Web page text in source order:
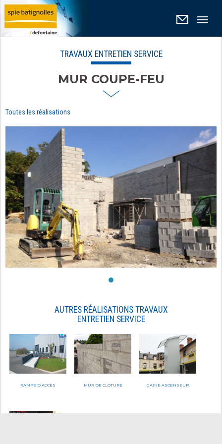
TRAVAUX ENTRETIEN SERVICE
MUR COUPE-FEU
Toutes les réalisations
AUTRES RÉALISATIONS TRAVAUX
ENTRETIEN SERVICE
RAMPE D’ACCÈS MUR DE CLOTURE GAINE ASCENSEUR
Panneau de gestion des cookies